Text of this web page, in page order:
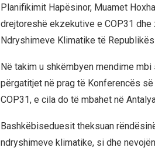
Planifikimit Hapësinor, Muamet
drejtoreshë ekzekutive e COP31
Ndryshimeve Klimatike të
Në takim u shkëmbyen mendime
përgatitjet në prag të Konferencës
COP31, e cila do të mbahet në
Bashkëbiseduesit theksuan
ndryshimeve klimatike, si dhe